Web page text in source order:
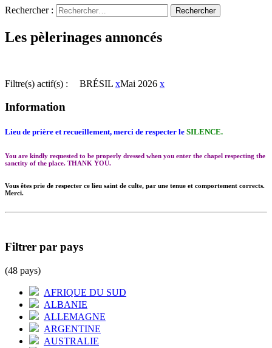
Rechercher :
Les pèlerinages annoncés
Filtre(s) actif(s) : BRÉSIL xMai 2026 x
Information
Lieu de prière et recueillement, merci de respecter le SILENCE.
You are kindly requested to be properly dressed when you enter the chapel respecting the
sanctity of the place. THANK YOU.
Vous êtes prie de respecter ce lieu saint de culte, par une tenue et comportement corrects.
Merci.
Filtrer par pays
(48 pays)
AFRIQUE DU SUD
ALBANIE
ALLEMAGNE
ARGENTINE
AUSTRALIE